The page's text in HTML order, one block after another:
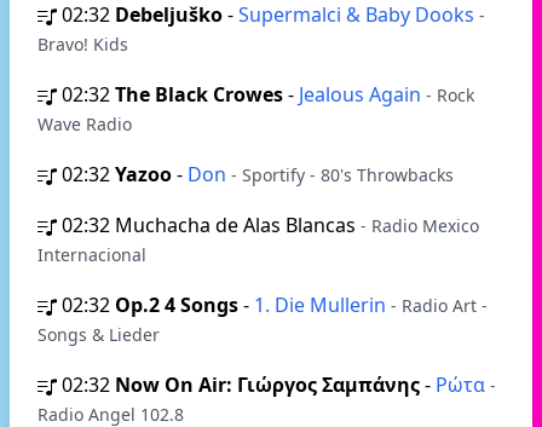
02:32 Debeljuško-Supermalci & Baby Dooks -
Bravo! Kids
02:32The Black Crowes- Jealous Again - Rock
Wave Radio
02:32Yazoo- Don - Sportify - 80's Throwbacks
02:32 Muchacha de Alas Blancas - Radio Mexico
Internacional
02:32 Op.2 4 Songs- 1. Die Mullerin - Radio Art -
Songs & Lieder
02:32 Now On Air: Γιώργος Σαμπάνης- Ρώτα -
Radio Angel 102.8